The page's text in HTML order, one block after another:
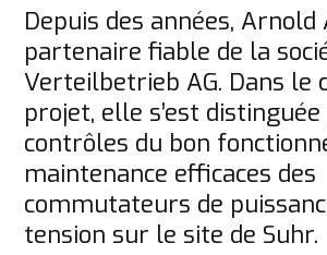
Depuis des années, Arnold
partenaire fiable de la
Verteilbetrieb AG. Dans le
projet, elle s’est
contrôles du bon
maintenance efficaces des
commutateurs de
tension sur le site de Suhr.